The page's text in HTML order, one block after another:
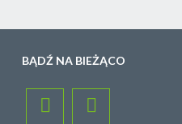
BĄDŹ NA BIEŻĄCO